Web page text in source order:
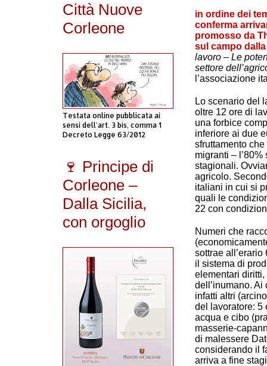
in ordine dei
conferma
promosso da
sul campo
lavoro – Le
settore
l’associazione
Lo scenario del
oltre 12 ore di
una forbice
inferiore ai due
sfruttamento
migranti –
stagionali.
agricolo.
italiani in cui si
quali le
22 con
Numeri che
sottrae all’erario
il sistema di
elementari
dell’inumano.
infatti altri
del lavoratore: 5
acqua e cibo
masserie-
di malessere
considerando il
arriva a fine
Città Nuove
Corleone
Testata online pubblicata ai
sensi dell'art. 3 bis, comma 1
Decreto Legge 63/2012
🍷 Principe di
Corleone –
Dalla Sicilia,
con orgoglio